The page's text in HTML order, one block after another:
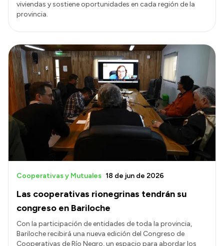
viviendas y sostiene oportunidades en cada región de la
provincia.
Las cooperativas rionegrinas tendrán su
congreso en Bariloche
Cooperativas y Mutuales 18 de jun de 2026
Con la participación de entidades de toda la provincia,
Bariloche recibirá una nueva edición del Congreso de
Cooperativas de Río Negro, un espacio para abordar los